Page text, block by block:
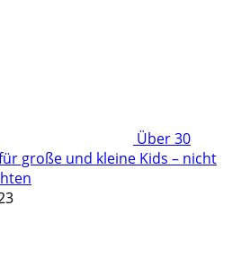
Über 30
große und kleine Kids – nicht